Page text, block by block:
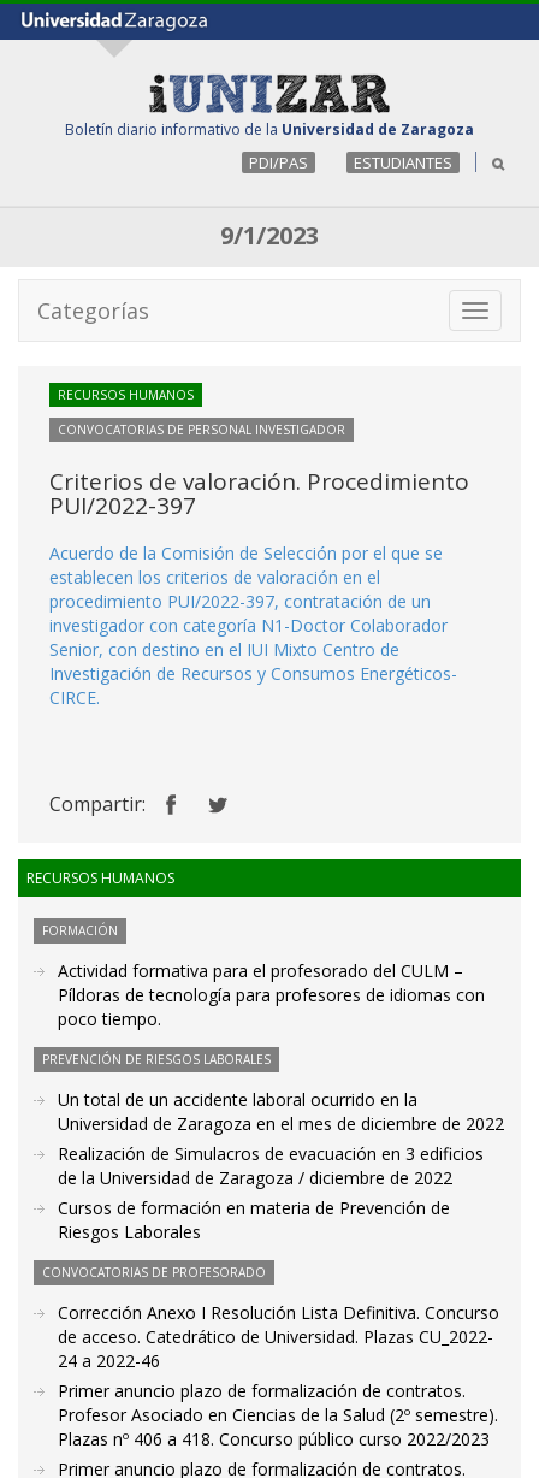
Boletín diario informativo de la Universidad de Zaragoza
PDI/PAS ESTUDIANTES
9/1/2023
Toggle
Categorías
RECURSOS HUMANOS
CONVOCATORIAS DE PERSONAL INVESTIGADOR
Criterios de valoración. Procedimiento
PUI/2022-397
Acuerdo de la Comisión de Selección por el que se
establecen los criterios de valoración en el
procedimiento PUI/2022-397, contratación de un
investigador con categoría N1-Doctor Colaborador
Senior, con destino en el IUI Mixto Centro de
Investigación de Recursos y Consumos Energéticos-
CIRCE.
Compartir:
RECURSOS HUMANOS
FORMACIÓN
Actividad formativa para el profesorado del CULM –
Píldoras de tecnología para profesores de idiomas con
poco tiempo.
PREVENCIÓN DE RIESGOS LABORALES
Un total de un accidente laboral ocurrido en la
Universidad de Zaragoza en el mes de diciembre de 2022
Realización de Simulacros de evacuación en 3 edificios
de la Universidad de Zaragoza / diciembre de 2022
Cursos de formación en materia de Prevención de
Riesgos Laborales
CONVOCATORIAS DE PROFESORADO
Corrección Anexo I Resolución Lista Definitiva. Concurso
de acceso. Catedrático de Universidad. Plazas CU_2022-
24 a 2022-46
Primer anuncio plazo de formalización de contratos.
Profesor Asociado en Ciencias de la Salud (2º semestre).
Plazas nº 406 a 418. Concurso público curso 2022/2023
Primer anuncio plazo de formalización de contratos.